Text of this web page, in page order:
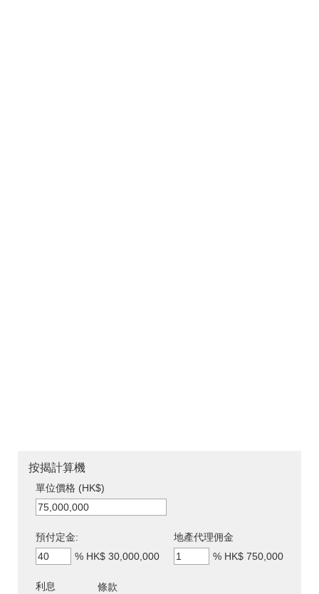
按揭計算機
單位價格 (HK$)
預付定金:
% HK$ 30,000,000
地產代理佣金
% HK$ 750,000
利息
條款